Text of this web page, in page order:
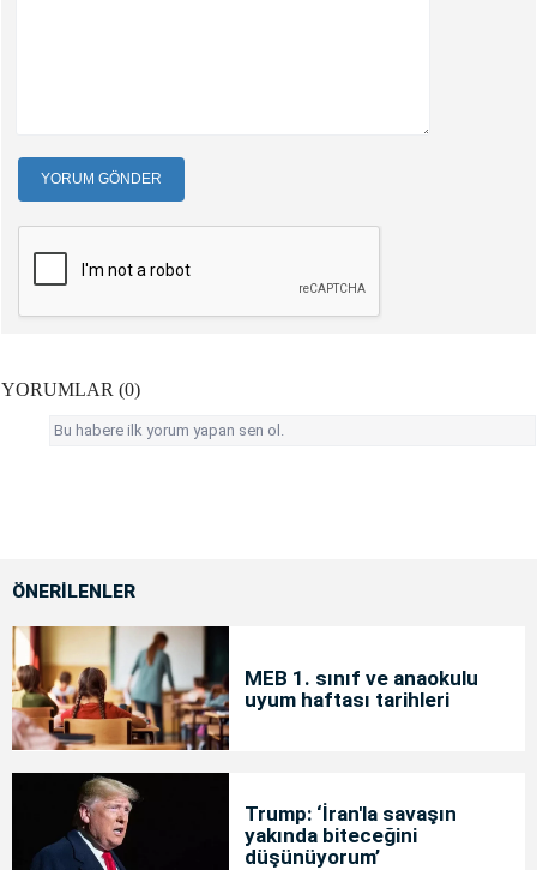
YORUM GÖNDER
YORUMLAR (0)
Bu habere ilk yorum yapan sen ol.
ÖNERİLENLER
MEB 1. sınıf ve anaokulu
uyum haftası tarihleri
Trump: ‘İran'la savaşın
yakında biteceğini
düşünüyorum’